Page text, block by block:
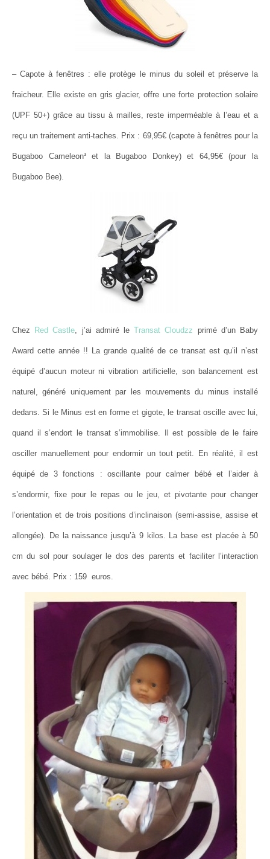
– Capote à fenêtres : elle protège le minus du soleil et préserve la
fraicheur. Elle existe en gris glacier, offre une forte protection solaire
(UPF 50+) grâce au tissu à mailles, reste imperméable à l’eau et a
reçu un traitement anti-taches. Prix : 69,95€ (capote à fenêtres pour la
Bugaboo Cameleon³ et la Bugaboo Donkey) et 64,95€ (pour la
Bugaboo Bee).
Chez Red Castle, j’ai admiré leTransat Cloudzz primé d’un Baby
Award cette année !! La grande qualité de ce transat est qu’il n’est
équipé d’aucun moteur ni vibration artificielle, son balancement est
naturel, généré uniquement par les mouvements du minus installé
dedans. Si le Minus est en forme et gigote, le transat oscille avec lui,
quand il s’endort le transat s’immobilise. Il est possible de le faire
osciller manuellement pour endormir un tout petit. En réalité, il est
équipé de 3 fonctions : oscillante pour calmer bébé et l’aider à
s’endormir, fixe pour le repas ou le jeu, et pivotante pour changer
l’orientation et de trois positions d’inclinaison (semi-assise, assise et
allongée). De la naissance jusqu’à 9 kilos. La base est placée à 50
cm du sol pour soulager le dos des parents et faciliter l’interaction
avec bébé. Prix : 159 euros.